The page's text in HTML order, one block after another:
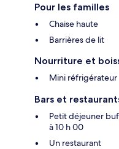
Pour les familles
Chaise haute
Barrières de lit
Nourriture et
Mini réfrigérateur
Bars et
Petit déjeuner
à 10 h 00
Un restaurant